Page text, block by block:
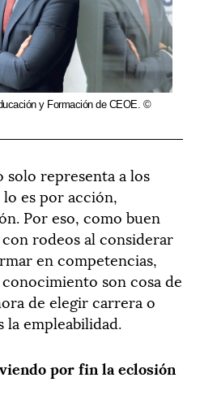
y Formación de CEOE. ©
solo representa a los
es por acción,
Por eso, como buen
rodeos al considerar
en competencias,
son cosa de
de elegir carrera o
empleabilidad.
por fin la eclosión